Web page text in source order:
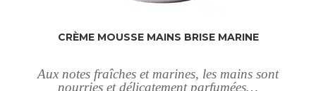
CRÈME MOUSSE MAINS BRISE MARINE
Aux notes fraîches et marines, les mains sont
nourries et délicatement parfumées…